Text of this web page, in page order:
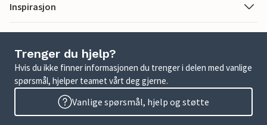
Inspirasjon
Trenger du hjelp?
Hvis du ikke finner informasjonen du trenger i delen med vanlige
spørsmål, hjelper teamet vårt deg gjerne.
Vanlige spørsmål, hjelp og støtte